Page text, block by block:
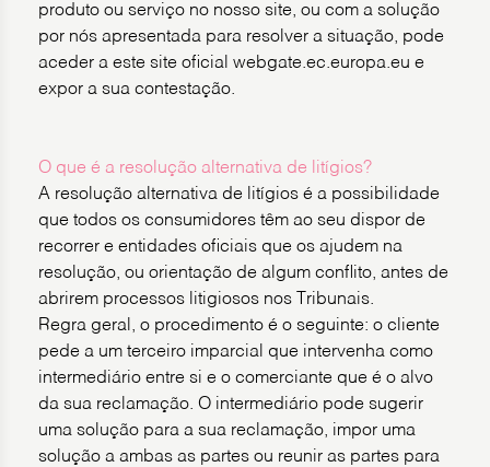
produto ou serviço no nosso site, ou com a solução
por nós apresentada para resolver a situação, pode
aceder a este site oficial webgate.ec.europa.eu e
expor a sua contestação.
O que é a resolução alternativa de litígios?
A resolução alternativa de litígios é a possibilidade
que todos os consumidores têm ao seu dispor de
recorrer e entidades oficiais que os ajudem na
resolução, ou orientação de algum conflito, antes de
abrirem processos litigiosos nos Tribunais.
Regra geral, o procedimento é o seguinte: o cliente
pede a um terceiro imparcial que intervenha como
intermediário entre si e o comerciante que é o alvo
da sua reclamação. O intermediário pode sugerir
uma solução para a sua reclamação, impor uma
solução a ambas as partes ou reunir as partes para